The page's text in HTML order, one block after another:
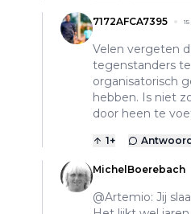
7172AFCA7395
Velen vergeten
tegenstanders
organisatorisch
hebben. Is niet
door heen te
1+
MichelBoerebach
@Artemio: Jij